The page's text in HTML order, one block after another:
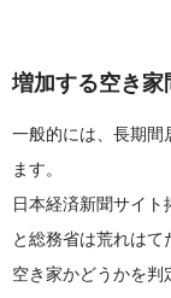
増加する空き家
一般的には、長期間
ます。
日本経済新聞サイ
と総務省は荒れはて
空き家かどうかを判